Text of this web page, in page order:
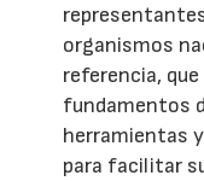
organismos
referencia,
fundamentos
herramientas
para facilitar